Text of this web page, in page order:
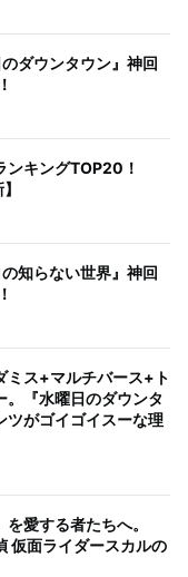
ダウンタウン』神回
ンキングTOP20！
知らない世界』神回
ミス+マルチバース+ト
。『水曜日のダウンタ
ツがゴイゴイスーな理
を愛する者たちへ。
仮面ライダースカルの